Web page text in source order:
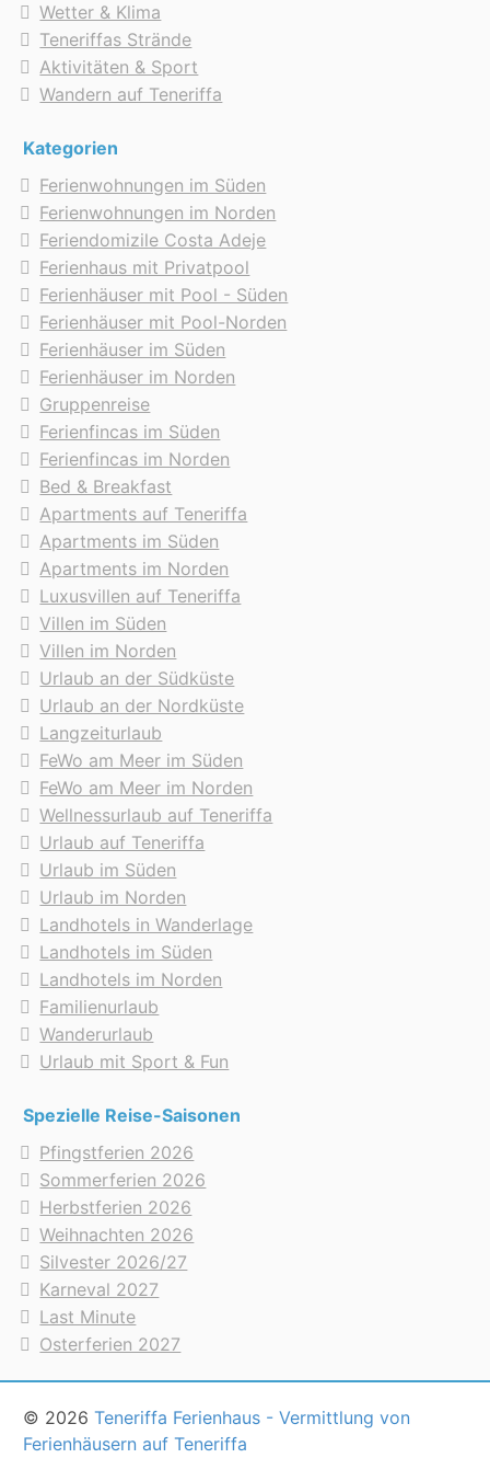
Wetter & Klima
Teneriffas Strände
Aktivitäten & Sport
Wandern auf Teneriffa
Kategorien
Ferienwohnungen im Süden
Ferienwohnungen im Norden
Feriendomizile Costa Adeje
Ferienhaus mit Privatpool
Ferienhäuser mit Pool - Süden
Ferienhäuser mit Pool-Norden
Ferienhäuser im Süden
Ferienhäuser im Norden
Gruppenreise
Ferienfincas im Süden
Ferienfincas im Norden
Bed & Breakfast
Apartments auf Teneriffa
Apartments im Süden
Apartments im Norden
Luxusvillen auf Teneriffa
Villen im Süden
Villen im Norden
Urlaub an der Südküste
Urlaub an der Nordküste
Langzeiturlaub
FeWo am Meer im Süden
FeWo am Meer im Norden
Wellnessurlaub auf Teneriffa
Urlaub auf Teneriffa
Urlaub im Süden
Urlaub im Norden
Landhotels in Wanderlage
Landhotels im Süden
Landhotels im Norden
Familienurlaub
Wanderurlaub
Urlaub mit Sport & Fun
Spezielle Reise-Saisonen
Pfingstferien 2026
Sommerferien 2026
Herbstferien 2026
Weihnachten 2026
Silvester 2026/27
Karneval 2027
Last Minute
Osterferien 2027
© 2026Teneriffa Ferienhaus - Vermittlung von
Ferienhäusern auf Teneriffa